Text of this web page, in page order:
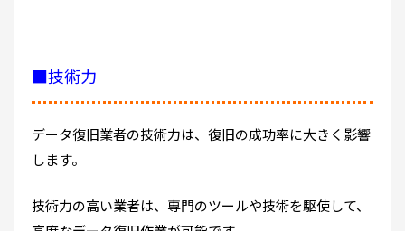
■技術力
データ復旧業者の技術力は、復旧の成功率に大きく影響
します。
技術力の高い業者は、専門のツールや技術を駆使して、